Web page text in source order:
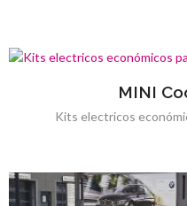
MINI
Kits electricos